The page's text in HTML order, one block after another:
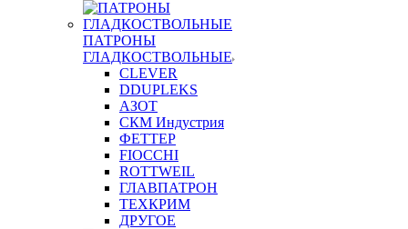
ПАТРОНЫ
ГЛАДКОСТВОЛЬНЫЕ
CLEVER
DDUPLEKS
АЗОТ
СКМ Индустрия
ФЕТТЕР
FIOCCHI
ROTTWEIL
ГЛАВПАТРОН
ТЕХКРИМ
ДРУГОЕ